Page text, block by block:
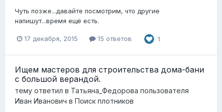
Чуть позже...давайте посмотрим, что другие
напишут...время ещё есть.
17 декабря, 2015 15 ответов 1
Ищем мастеров для строительства дома-бани
с большой верандой.
тему ответил в Татьяна_Федорова пользователя
Иван Иванович в Поиск плотников